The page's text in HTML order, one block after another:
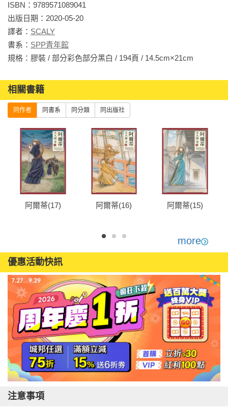
ISBN：9789571089041
出版日期：2020-05-20
譯者： SCALY
書系： SPP青年館
相關書籍
同作者 同書系 同分類 同出版社
阿爾蒂(17) 阿爾蒂(16) 阿爾蒂(15)
more
優惠活動快訊
注意事項